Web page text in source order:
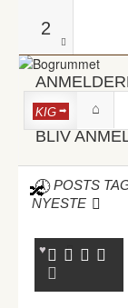
2
BLIV
KIG
POSTS
NYESTE